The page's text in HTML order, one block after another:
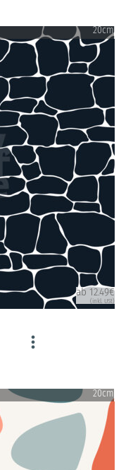
20cm
ab 12.49€
(inkl. USt)
20cm